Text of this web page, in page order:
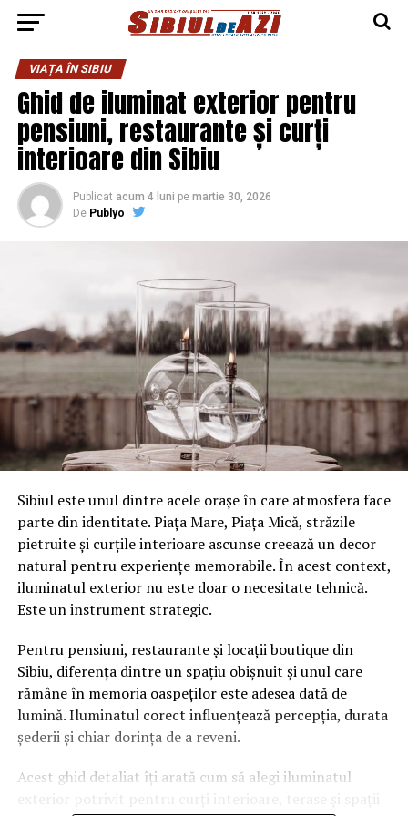
VIAȚA ÎN SIBIU
Ghid de iluminat exterior pentru
pensiuni, restaurante și curți
interioare din Sibiu
Publicat acum 4 luni pe martie 30, 2026
De Publyo
Sibiul este unul dintre acele orașe în care atmosfera face
parte din identitate. Piața Mare, Piața Mică, străzile
pietruite și curțile interioare ascunse creează un decor
natural pentru experiențe memorabile. În acest context,
iluminatul exterior nu este doar o necesitate tehnică.
Este un instrument strategic.
Pentru pensiuni, restaurante și locații boutique din
Sibiu, diferența dintre un spațiu obișnuit și unul care
rămâne în memoria oaspeților este adesea dată de
lumină. Iluminatul corect influențează percepția, durata
șederii și chiar dorința de a reveni.
Acest ghid detaliat îți arată cum să alegi iluminatul